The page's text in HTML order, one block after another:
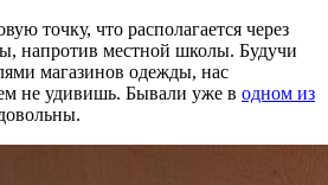
точку, что располагается через
напротив местной школы. Будучи
магазинов одежды, нас
не удивишь. Бывали уже в одном из